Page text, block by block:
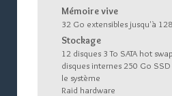
Mémoire vive
32 Go extensibles jusqu'à
Stockage
12 disques 3 To SATA hot
disques internes 250 Go
le système
Raid hardware